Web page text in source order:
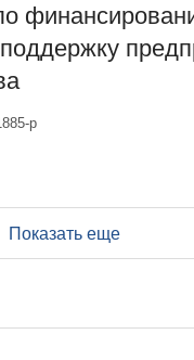
р
Показать еще